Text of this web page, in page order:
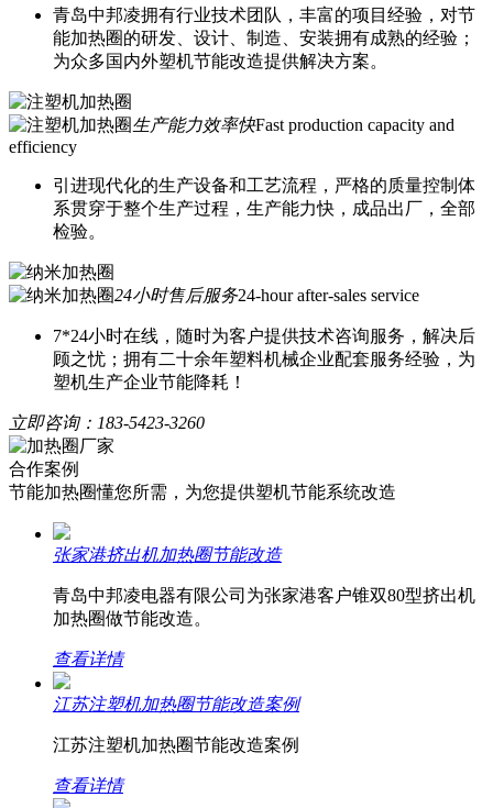
青岛中邦凌拥有行业技术团队，丰富的项目经验，对节
能加热圈的研发、设计、制造、安装拥有成熟的经验；
为众多国内外塑机节能改造提供解决方案。
生产能力效率快Fast production capacity and
efficiency
引进现代化的生产设备和工艺流程，严格的质量控制体
系贯穿于整个生产过程，生产能力快，成品出厂，全部
检验。
24小时售后服务24-hour after-sales service
7*24小时在线，随时为客户提供技术咨询服务，解决后
顾之忧；拥有二十余年塑料机械企业配套服务经验，为
塑机生产企业节能降耗！
立即咨询： 183-5423-3260
合作案例
节能加热圈懂您所需，为您提供塑机节能系统改造
张家港挤出机加热圈节能改造
青岛中邦凌电器有限公司为张家港客户锥双80型挤出机
加热圈做节能改造。
查看详情
江苏注塑机加热圈节能改造案例
江苏注塑机加热圈节能改造案例
查看详情